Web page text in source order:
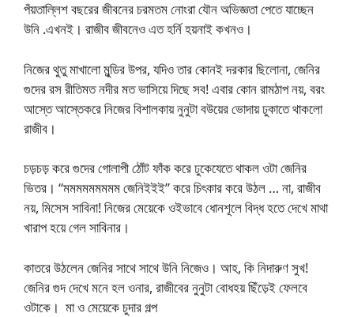
পঁয়তাল্লিশ বছরের জীবনের চরমতম নোংরা যৌন অভিজ্ঞতা পেতে যাচ্ছেন
উনি .এখনই। রাজীব জীবনেও এত হর্নি হয়নাই কখনও।
নিজের থুতু মাখালো মুন্ডির উপর, যদিও তার কোনই দরকার ছিলোনা, জেনির
গুদের রস রীতিমত নদীর মত ভাসিয়ে দিছে সব! এবার কোন রামঠাপ নয়, বরং
আস্তে আস্তেকরে নিজের বিশালকায় নুনুটা বউয়ের ভোদায় ঢুকাতে থাকলো
রাজীব।
চড়চড় করে গুদের গোলাপী ঠোঁট ফাঁক করে ঢুকেযেতে থাকল ওটা জেনির
ভিতর। “মমমমমমমমম জেনিইইই” করে চিৎকার করে উঠল … না, রাজীব
নয়, মিসেস সাবিনা! নিজের মেয়েকে ওইভাবে ধোনশূলে বিদ্ধ হতে দেখে মাথা
খারাপ হয়ে গেল সাবিনার।
কাতরে উঠলেন জেনির সাথে সাথে উনি নিজেও। আহ, কি নিদারুণ সুখ!
জেনির গুদ দেখে মনে হল ওনার, রাজীবের নুনুটা বোধহয় ছিঁড়েই ফেলবে
ওটাকে। মা ও মেয়েকে চুদার গল্প